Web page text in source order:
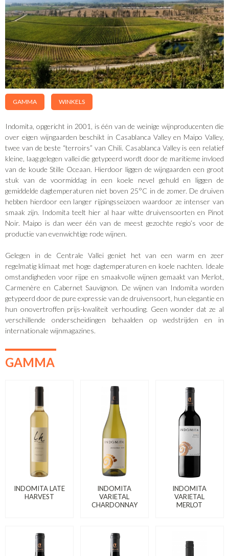
GAMMA WINKELS
Indomita, opgericht in 2001, is één van de weinige wijnproducenten die
over eigen wijngaarden beschikt in Casablanca Valley en Maipo Valley,
twee van de beste “terroirs” van Chili. Casablanca Valley is een relatief
kleine, laag gelegen vallei die getypeerd wordt door de maritieme invloed
van de koude Stille Oceaan. Hierdoor liggen de wijngaarden een groot
stuk van de voormiddag in een koele nevel gehuld en liggen de
gemiddelde dagtemperaturen niet boven 25°C in de zomer. De druiven
hebben hierdoor een langer rijpingsseizoen waardoor ze intenser van
smaak zijn. Indomita teelt hier al haar witte druivensoorten en Pinot
Noir. Maipo is dan weer één van de meest gezochte regio’s voor de
productie van evenwichtige rode wijnen.
Gelegen in de Centrale Vallei geniet het van een warm en zeer
regelmatig klimaat met hoge dagtemperaturen en koele nachten. Ideale
omstandigheden voor rijpe en smaakvolle wijnen gemaakt van Merlot,
Carmenère en Cabernet Sauvignon. De wijnen van Indomita worden
getypeerd door de pure expressie van de druivensoort, hun elegantie en
hun onovertroffen prijs-kwaliteit verhouding. Geen wonder dat ze al
verschillende onderscheidingen behaalden op wedstrijden en in
internationale wijnmagazines.
GAMMA
INDOMITA LATE
HARVEST
INDOMITA
VARIETAL
CHARDONNAY
INDOMITA
VARIETAL
MERLOT